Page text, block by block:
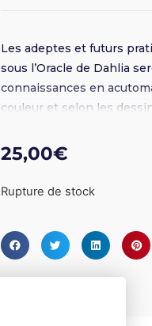
Les adeptes et futurs
sous l’Oracle de Dahlia
connaissances en
couleur et selon les
N&B
25,00€
Rupture de stock